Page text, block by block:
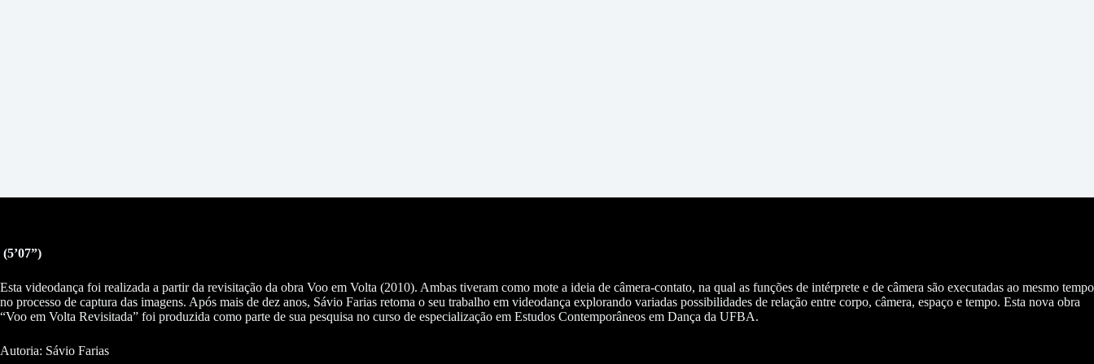
(5’07”)
Esta videodança foi realizada a partir da revisitação da obra Voo em Volta (2010). Ambas tiveram como mote a ideia de câmera-contato, na qual as funções de intérprete e de câmera são executadas ao mesmo tempo
no processo de captura das imagens. Após mais de dez anos, Sávio Farias retoma o seu trabalho em videodança explorando variadas possibilidades de relação entre corpo, câmera, espaço e tempo. Esta nova obra
“Voo em Volta Revisitada” foi produzida como parte de sua pesquisa no curso de especialização em Estudos Contemporâneos em Dança da UFBA.
Autoria: Sávio Farias